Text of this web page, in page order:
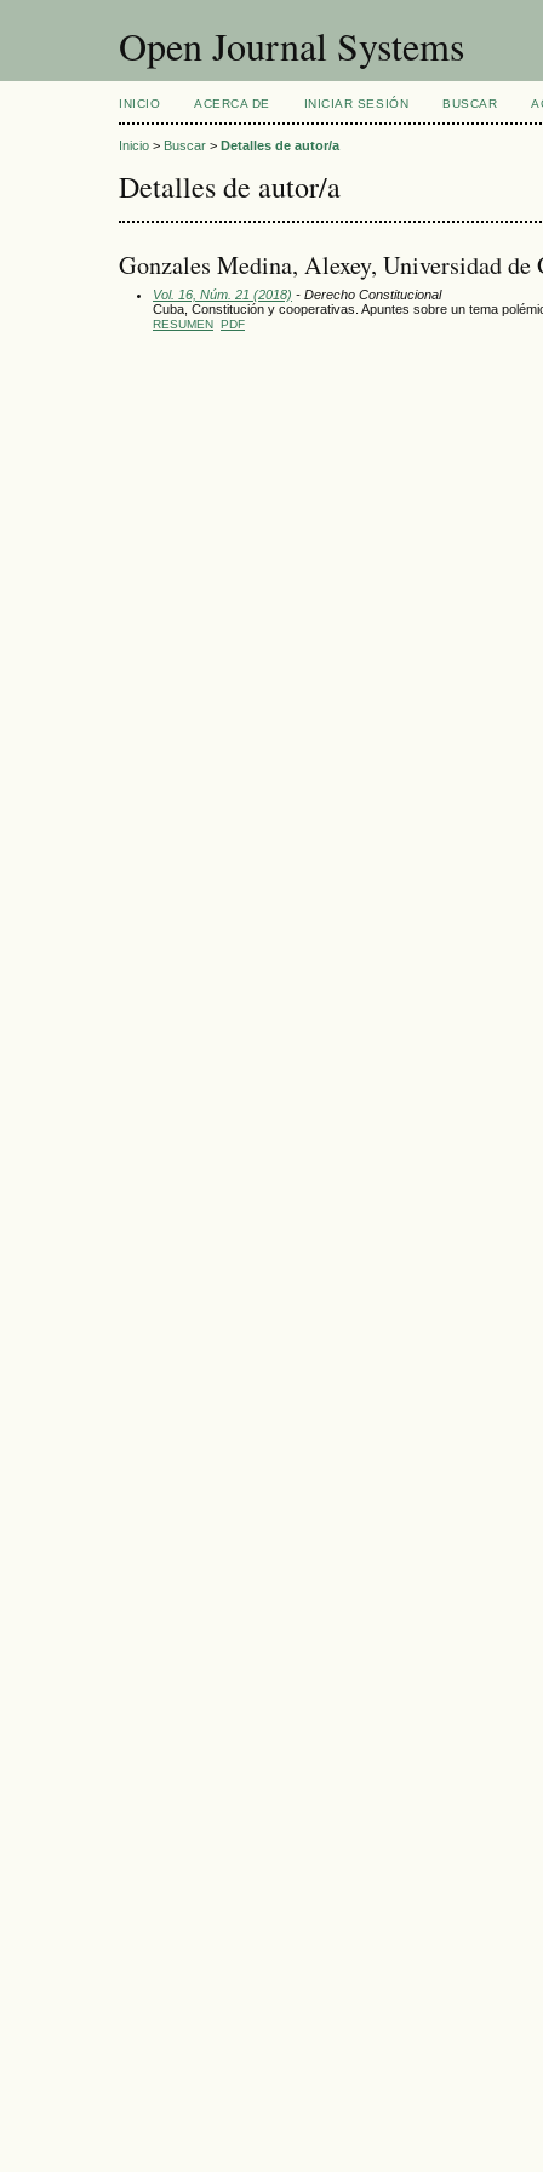
Open Journal Systems
INICIO ACERCA DE INICIAR SESIÓN BUSCAR
Inicio > Buscar > Detalles de autor/a
Detalles de autor/a
Gonzales Medina, Alexey, Universidad de
Vol. 16, Núm. 21 (2018) - Derecho Constitucional
Cuba, Constitución y cooperativas. Apuntes sobre un tema
RESUMEN PDF